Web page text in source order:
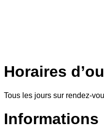
Horaires
Tous les jours sur rendez-
Informations